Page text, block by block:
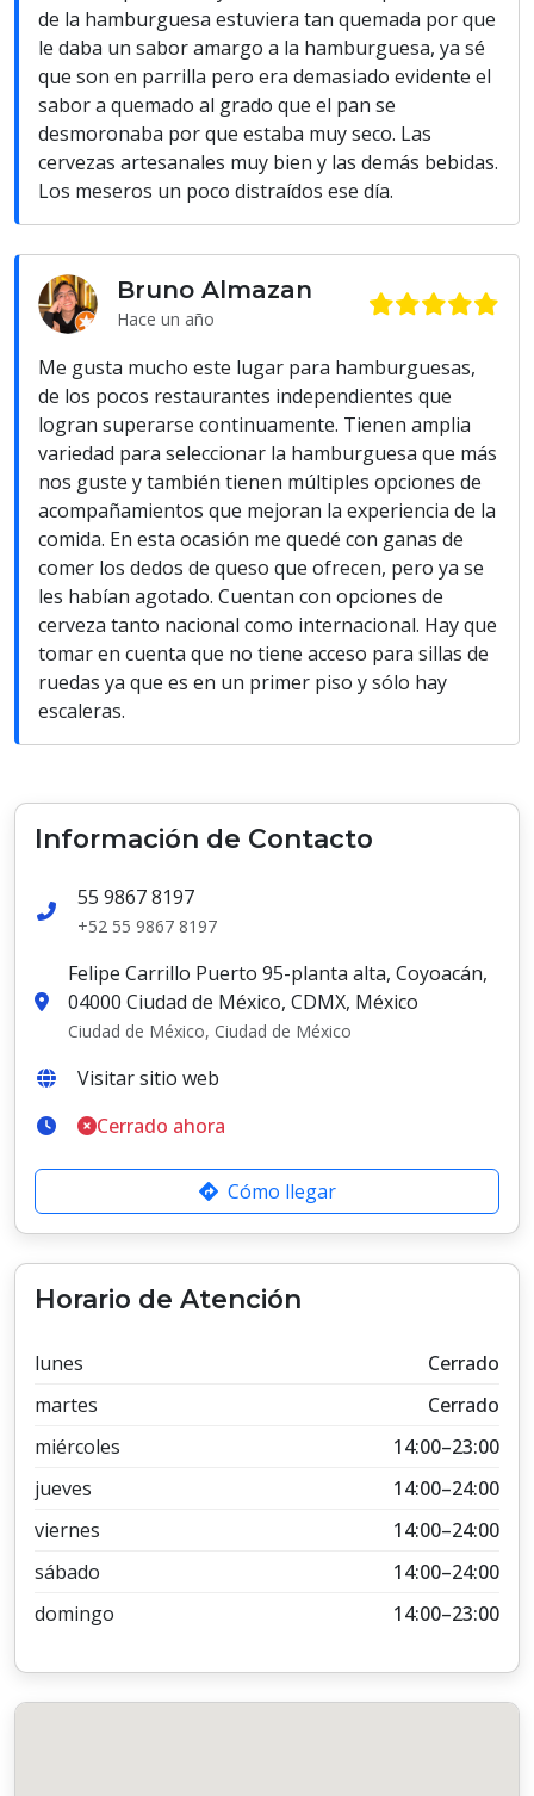
de la hamburguesa estuviera tan quemada por que
le daba un sabor amargo a la hamburguesa, ya sé
que son en parrilla pero era demasiado evidente el
sabor a quemado al grado que el pan se
desmoronaba por que estaba muy seco. Las
cervezas artesanales muy bien y las demás bebidas.
Los meseros un poco distraídos ese día.
Bruno Almazan
Hace un año
Me gusta mucho este lugar para hamburguesas,
de los pocos restaurantes independientes que
logran superarse continuamente. Tienen amplia
variedad para seleccionar la hamburguesa que más
nos guste y también tienen múltiples opciones de
acompañamientos que mejoran la experiencia de la
comida. En esta ocasión me quedé con ganas de
comer los dedos de queso que ofrecen, pero ya se
les habían agotado. Cuentan con opciones de
cerveza tanto nacional como internacional. Hay que
tomar en cuenta que no tiene acceso para sillas de
ruedas ya que es en un primer piso y sólo hay
escaleras.
Información de Contacto
55 9867 8197
+52 55 9867 8197
Felipe Carrillo Puerto 95-planta alta, Coyoacán,
04000 Ciudad de México, CDMX, México
Ciudad de México, Ciudad de México
Visitar sitio web
Cerrado ahora
Cómo llegar
Horario de Atención
lunes
Cerrado
martes
Cerrado
miércoles
14:00–23:00
jueves
14:00–24:00
viernes
14:00–24:00
sábado
14:00–24:00
domingo
14:00–23:00